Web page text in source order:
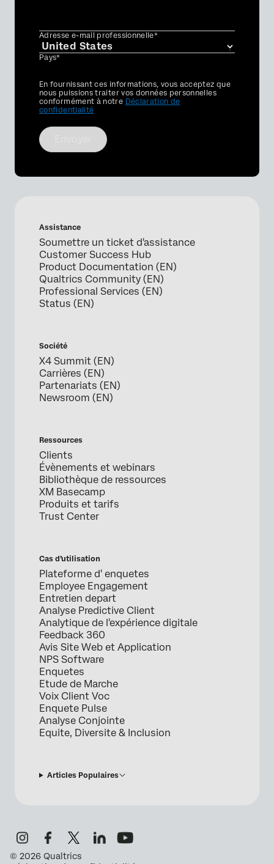
Adresse e-mail professionnelle*
Pays*
Privacy
Optin
En fournissant ces informations, vous acceptez que
nous puissions traiter vos données personnelles
conformément à notre Déclaration de
confidentialité
Assistance
Soumettre un ticket d'assistance
Customer Success Hub
Product Documentation (EN)
Qualtrics Community (EN)
Professional Services (EN)
Status (EN)
Société
X4 Summit (EN)
Carrières (EN)
Partenariats (EN)
Newsroom (EN)
Ressources
Clients
Évènements et webinars
Bibliothèque de ressources
XM Basecamp
Produits et tarifs
Trust Center
Cas d’utilisation
Plateforme d' enquetes
Employee Engagement
Entretien depart
Analyse Predictive Client
Analytique de l'expérience digitale
Feedback 360
Avis Site Web et Application
NPS Software
Enquetes
Etude de Marche
Voix Client Voc
Enquete Pulse
Analyse Conjointe
Equite, Diversite & Inclusion
Articles Populaires
© 2026 Qualtrics